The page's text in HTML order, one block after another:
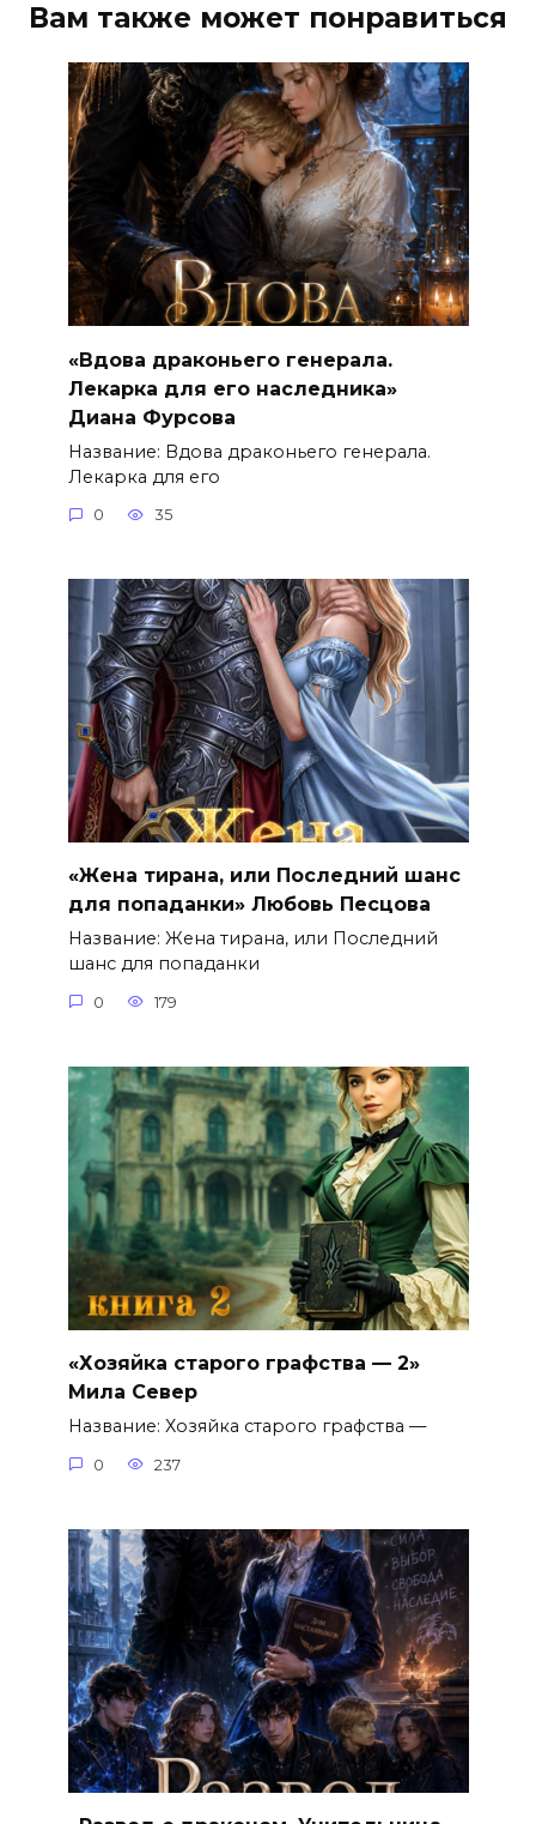
Вам также может понравиться
«Вдова драконьего генерала.
Лекарка для его наследника»
Диана Фурсова
Название: Вдова драконьего генерала.
Лекарка для его
0 35
«Жена тирана, или Последний шанс
для попаданки» Любовь Песцова
Название: Жена тирана, или Последний
шанс для попаданки
0 179
«Хозяйка старого графства — 2»
Мила Север
Название: Хозяйка старого графства —
0 237